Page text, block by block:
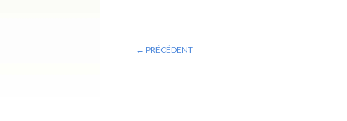
← PRÉCÉDENT